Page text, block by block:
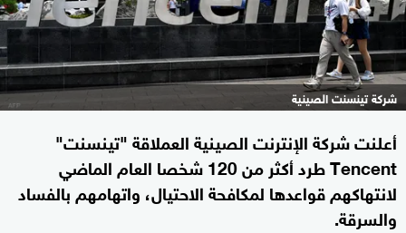
شركة تينسنت الصينية
أعلنت شركة الإنترنت الصينية العملاقة "تينسنت"
Tencent طرد أكثر من 120 شخصا العام الماضي
لانتهاكهم قواعدها لمكافحة الاحتيال، واتهامهم بالفساد
والسرقة.